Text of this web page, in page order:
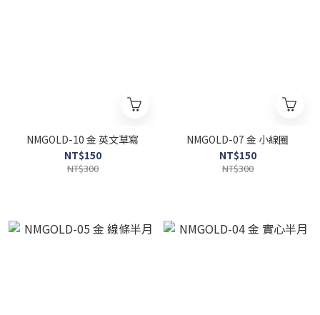
NMGOLD-10 金 英文草寫
NT$150
NT$300
NMGOLD-07 金 小線圈
NT$150
NT$300